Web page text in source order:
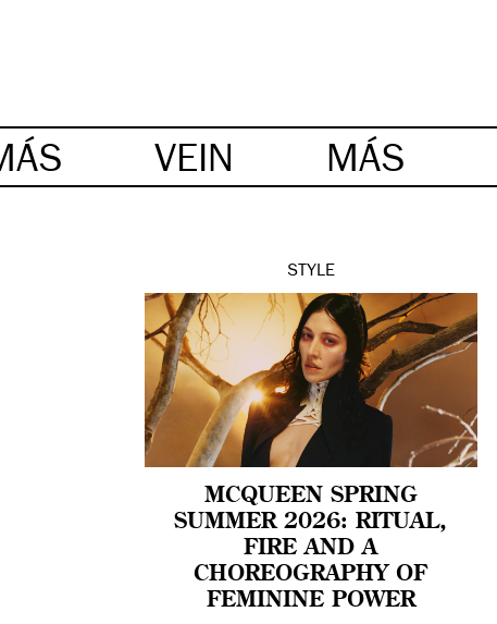
VEIN MÁS
STYLE
MCQUEEN SPRING
SUMMER 2026: RITUAL,
FIRE AND A
CHOREOGRAPHY OF
FEMININE POWER